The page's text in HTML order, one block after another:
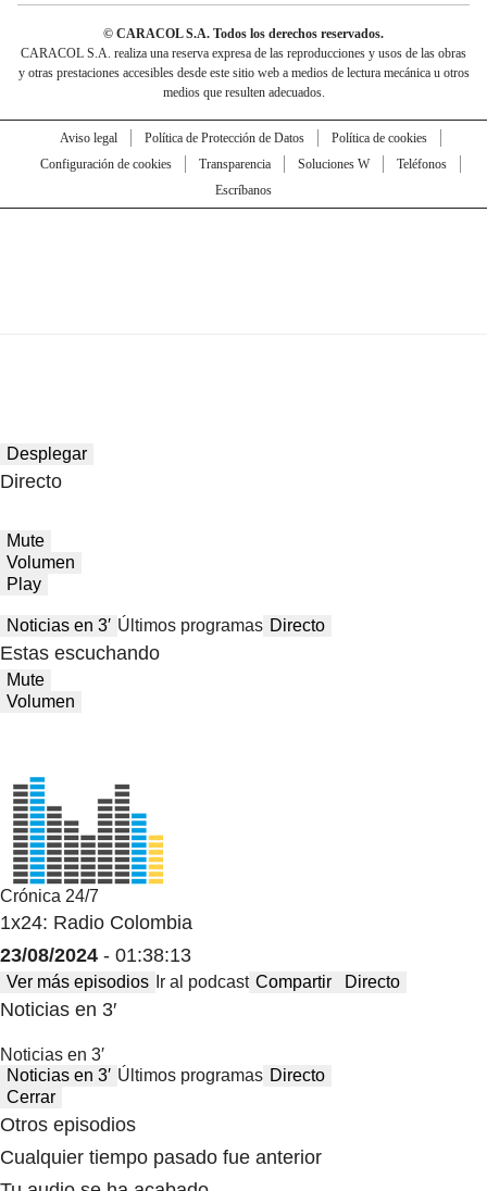
© CARACOL S.A. Todos los derechos reservados.
CARACOL S.A. realiza una reserva expresa de las reproducciones y usos de las obras
y otras prestaciones accesibles desde este sitio web a medios de lectura mecánica u otros
medios que resulten adecuados.
Aviso legal Política de Protección de Datos
Política de cookies
Configuración de cookies
Transparencia Soluciones W
Teléfonos
Escríbanos
Desplegar
Directo
Mute
Volumen
Play
Noticias en 3′ Últimos programas Directo
Estas escuchando
Mute
Volumen
Crónica 24/7
1x24: Radio Colombia
23/08/2024 - 01:38:13
Ver más episodios Ir al podcast Compartir Directo
Noticias en 3′
Noticias en 3′
Noticias en 3′ Últimos programas Directo
Cerrar
Otros episodios
Cualquier tiempo pasado fue anterior